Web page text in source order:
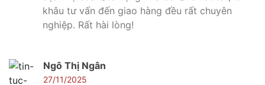
khâu tư vấn đến giao hàng đều rất chuyên
nghiệp. Rất hài lòng!
Ngô Thị Ngân
27/11/2025